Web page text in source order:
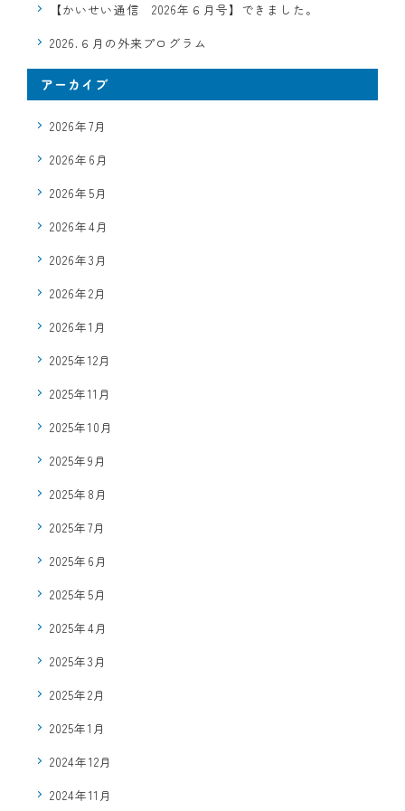
【かいせい通信 2026年６月号】できました。
2026.６月の外来プログラム
アーカイブ
2026年7月
2026年6月
2026年5月
2026年4月
2026年3月
2026年2月
2026年1月
2025年12月
2025年11月
2025年10月
2025年9月
2025年8月
2025年7月
2025年6月
2025年5月
2025年4月
2025年3月
2025年2月
2025年1月
2024年12月
2024年11月